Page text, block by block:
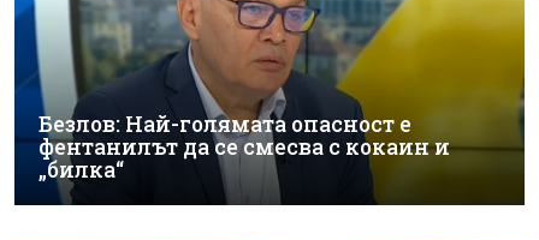
Безлов: Най-голямата опасност е
фентанилът да се смесва с кокаин и
„билка“